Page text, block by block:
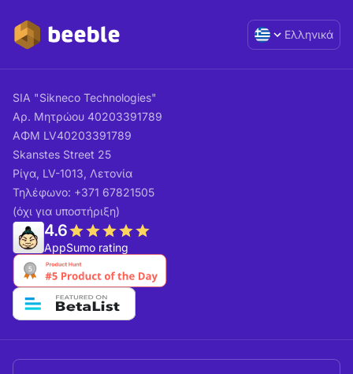
Ελληνικά
SIA "Sikneco Technologies"
Αρ. Μητρώου 40203391789
ΑΦΜ LV40203391789
Skanstes Street 25
Ρίγα, LV-1013, Λετονία
Τηλέφωνο: +371 67821505
(όχι για υποστήριξη)
4.6
AppSumo rating